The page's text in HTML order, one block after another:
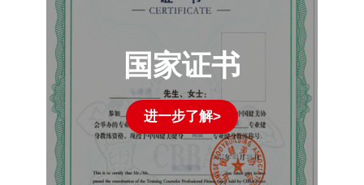
国家证书
进一步了解>